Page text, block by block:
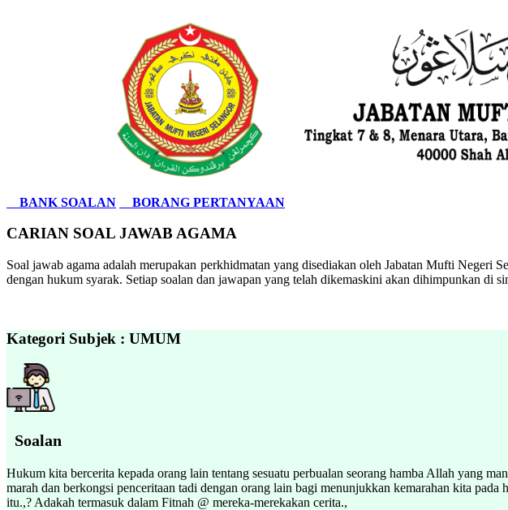
BANK SOALAN BORANG PERTANYAAN
CARIAN SOAL JAWAB AGAMA
Soal jawab agama adalah merupakan perkhidmatan yang disediakan oleh Jabatan Mufti Negeri
dengan hukum syarak. Setiap soalan dan jawapan yang telah dikemaskini akan dihimpunkan di
Kategori Subjek : UMUM
Soalan
Hukum kita bercerita kepada orang lain tentang sesuatu perbualan seorang hamba Allah yang
marah dan berkongsi penceritaan tadi dengan orang lain bagi menunjukkan kemarahan kita
itu.,? Adakah termasuk dalam Fitnah @ mereka-merekakan cerita.,